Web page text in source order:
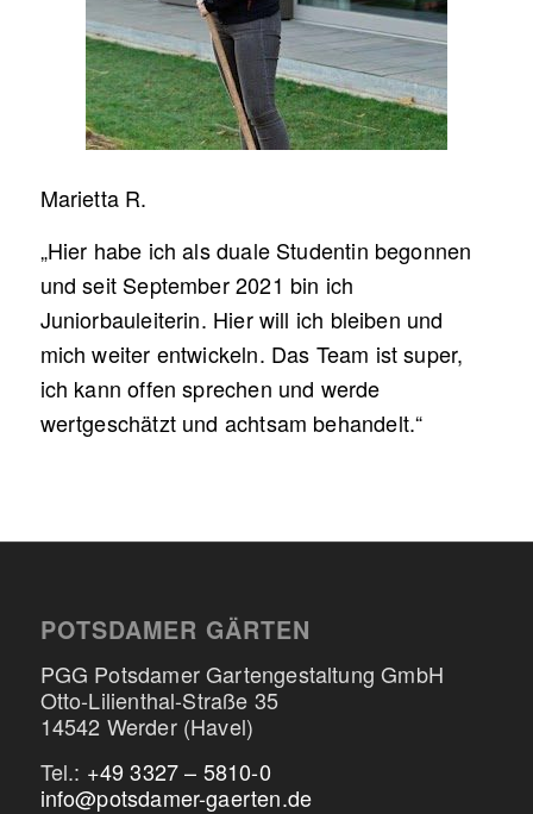
Marietta R.
„Hier habe ich als duale Studentin begonnen
und seit September 2021 bin ich
Juniorbauleiterin. Hier will ich bleiben und
mich weiter entwickeln. Das Team ist super,
ich kann offen sprechen und werde
wertgeschätzt und achtsam behandelt.“
POTSDAMER GÄRTEN
PGG Potsdamer Gartengestaltung GmbH
Otto-Lilienthal-Straße 35
14542 Werder (Havel)
Tel.: +49 3327 – 5810-0
info@potsdamer-gaerten.de